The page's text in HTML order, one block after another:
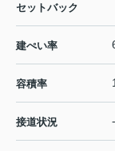
セットバック
建ぺい率
容積率
接道状況